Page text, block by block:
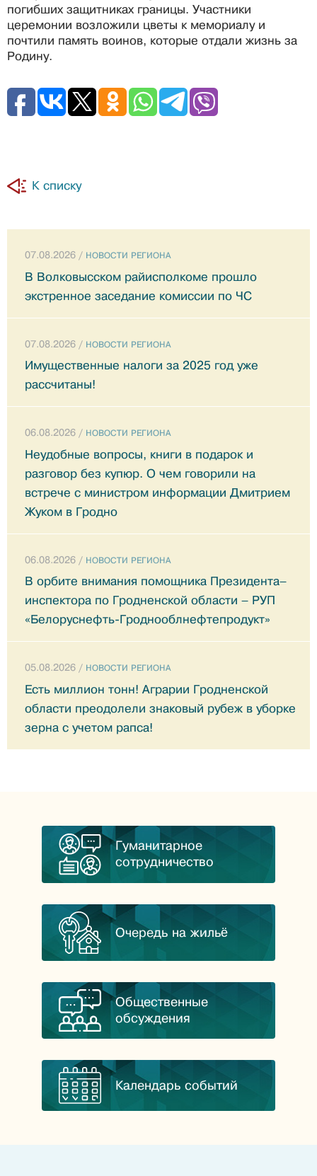
погибших защитниках границы. Участники
церемонии возложили цветы к мемориалу и
почтили память воинов, которые отдали жизнь за
Родину.
К списку
07.08.2026 / НОВОСТИ РЕГИОНА
В Волковысском райисполкоме прошло
экстренное заседание комиссии по ЧС
07.08.2026 / НОВОСТИ РЕГИОНА
Имущественные налоги за 2025 год уже
рассчитаны!
06.08.2026 / НОВОСТИ РЕГИОНА
Неудобные вопросы, книги в подарок и
разговор без купюр. О чем говорили на
встрече с министром информации Дмитрием
Жуком в Гродно
06.08.2026 / НОВОСТИ РЕГИОНА
В орбите внимания помощника Президента–
инспектора по Гродненской области – РУП
«Белоруснефть-Гроднооблнефтепродукт»
05.08.2026 / НОВОСТИ РЕГИОНА
Есть миллион тонн! Аграрии Гродненской
области преодолели знаковый рубеж в уборке
зерна с учетом рапса!
Гуманитарное
сотрудничество
Очередь на жильё
Общественные
обсуждения
Календарь событий